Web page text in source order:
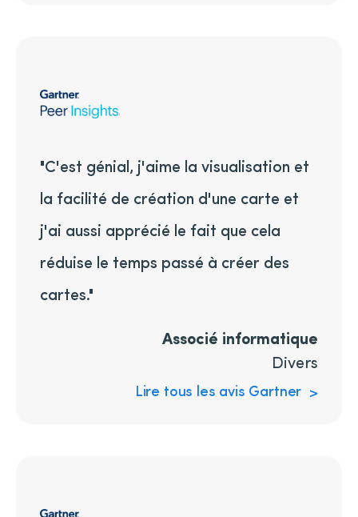
"C'est génial, j'aime la visualisation et
la facilité de création d'une carte et
j'ai aussi apprécié le fait que cela
réduise le temps passé à créer des
cartes."
Associé informatique
Divers
Lire tous les avis Gartner